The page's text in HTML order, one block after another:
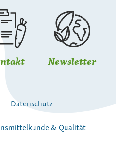
Newsletter
Datenschutz
& Qualität